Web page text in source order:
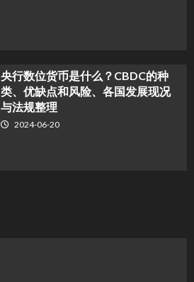
央行数位货币是什么？CBDC的种
类、优缺点和风险、各国发展现况
与法规整理
2024-06-20